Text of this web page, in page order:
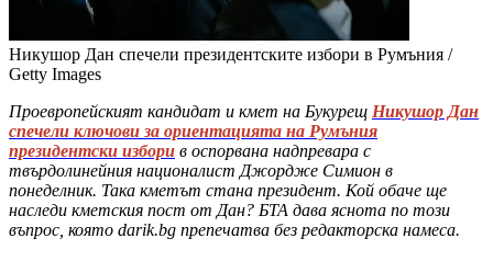
Никушор Дан спечели президентските избори в Румъния /
Getty Images
Проевропейският кандидат и кмет на Букурещ Никушор Дан
спечели ключови за ориентацията на Румъния
президентски избори в оспорвана надпревара с
твърдолинейния националист Джордже Симион в
понеделник. Така кметът стана президент. Кой обаче ще
наследи кметския пост от Дан? БТА дава яснота по този
въпрос, която darik.bg препечатва без редакторска намеса.